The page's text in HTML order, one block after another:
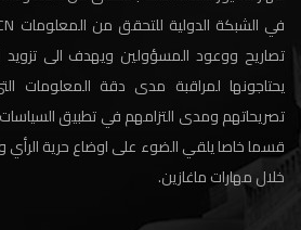
تصاريح ووعود المسؤولين ويهدف الى تزويد
يحتاجونها لمراقبة مدى دقة المعلومات
تصريحاتهم ومدى التزامهم في تطبيق
قسما خاصا يلقي الضوء على اوضاع حرية الرأي
خلال مهارات ماغازين.